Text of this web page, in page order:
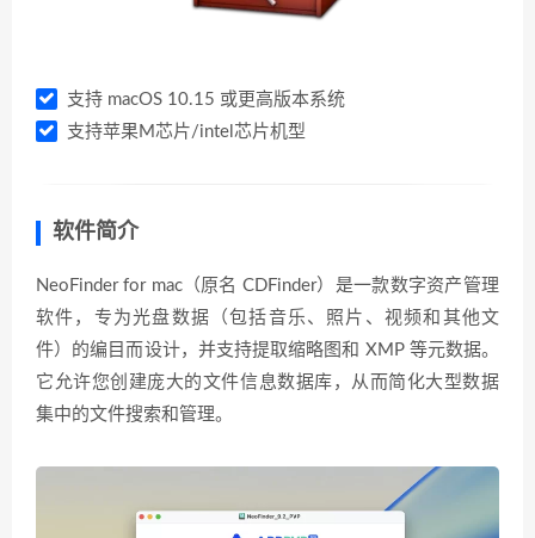
支持 macOS 10.15 或更高版本系统
支持苹果M芯片/intel芯片机型
软件简介
NeoFinder for mac（原名 CDFinder）是一款数字资产管理
软件，专为光盘数据（包括音乐、照片、视频和其他文
件）的编目而设计，并支持提取缩略图和 XMP 等元数据。
它允许您创建庞大的文件信息数据库，从而简化大型数据
集中的文件搜索和管理。